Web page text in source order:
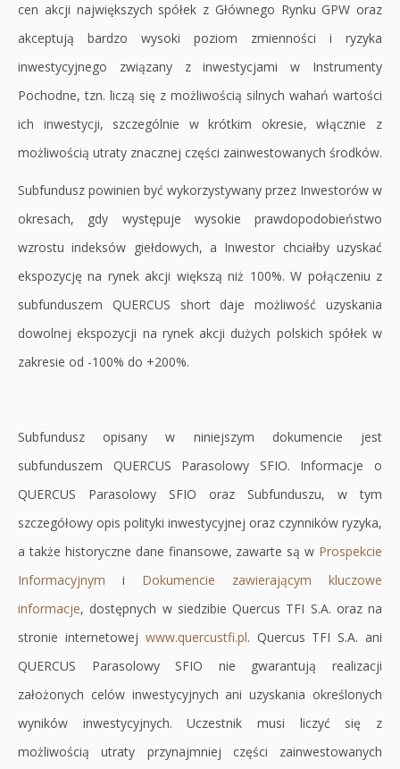
cen akcji największych spółek z Głównego Rynku GPW oraz
akceptują bardzo wysoki poziom zmienności i ryzyka
inwestycyjnego związany z inwestycjami w Instrumenty
Pochodne, tzn. liczą się z możliwością silnych wahań wartości
ich inwestycji, szczególnie w krótkim okresie, włącznie z
możliwością utraty znacznej części zainwestowanych środków.
Subfundusz powinien być wykorzystywany przez Inwestorów w
okresach, gdy występuje wysokie prawdopodobieństwo
wzrostu indeksów giełdowych, a Inwestor chciałby uzyskać
ekspozycję na rynek akcji większą niż 100%. W połączeniu z
subfunduszem QUERCUS short daje możliwość uzyskania
dowolnej ekspozycji na rynek akcji dużych polskich spółek w
zakresie od -100% do +200%.
Subfundusz opisany w niniejszym dokumencie jest
subfunduszem QUERCUS Parasolowy SFIO. Informacje o
QUERCUS Parasolowy SFIO oraz Subfunduszu, w tym
szczegółowy opis polityki inwestycyjnej oraz czynników ryzyka,
a także historyczne dane finansowe, zawarte są w Prospekcie
Informacyjnym Otworzy
się
w
nowej
karcie
i Dokumencie zawierającym kluczowe
informacjeOtworzy
się
nowej
karcie
, dostępnych w siedzibie Quercus TFI S.A. oraz na
stronie internetowej www.quercustfi.plOtworzy
się
w
nowej
karcie
. Quercus TFI S.A. ani
QUERCUS Parasolowy SFIO nie gwarantują realizacji
założonych celów inwestycyjnych ani uzyskania określonych
wyników inwestycyjnych. Uczestnik musi liczyć się z
możliwością utraty przynajmniej części zainwestowanych